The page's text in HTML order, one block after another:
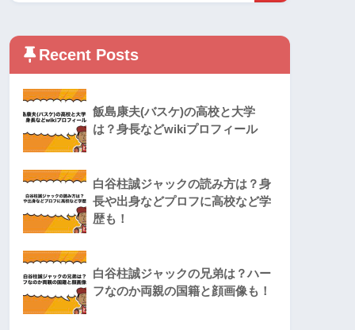
Recent Posts
飯島康夫(バスケ)の高校と大学
は？身長などwikiプロフィール
白谷柱誠ジャックの読み方は？身
長や出身などプロフに高校など学
歴も！
白谷柱誠ジャックの兄弟は？ハー
フなのか両親の国籍と顔画像も！